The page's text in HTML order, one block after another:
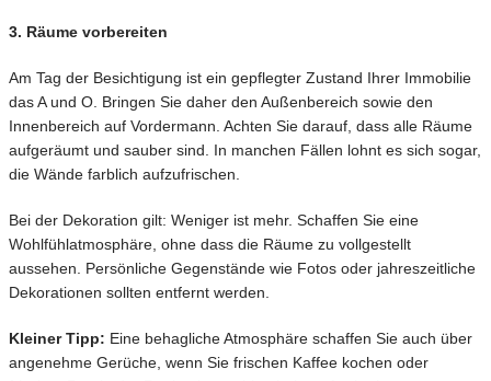
3. Räume vorbereiten
Am Tag der Besichtigung ist ein gepflegter Zustand Ihrer Immobilie
das A und O. Bringen Sie daher den Außenbereich sowie den
Innenbereich auf Vordermann. Achten Sie darauf, dass alle Räume
aufgeräumt und sauber sind. In manchen Fällen lohnt es sich sogar,
die Wände farblich aufzufrischen.
Bei der Dekoration gilt: Weniger ist mehr. Schaffen Sie eine
Wohlfühlatmosphäre, ohne dass die Räume zu vollgestellt
aussehen. Persönliche Gegenstände wie Fotos oder jahreszeitliche
Dekorationen sollten entfernt werden.
Kleiner Tipp: Eine behagliche Atmosphäre schaffen Sie auch über
angenehme Gerüche, wenn Sie frischen Kaffee kochen oder